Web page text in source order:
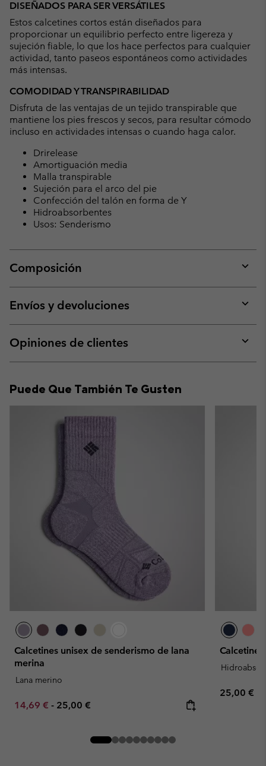
DISEÑADOS PARA SER VERSÁTILES
Estos calcetines cortos están diseñados para
proporcionar un equilibrio perfecto entre ligereza y
sujeción fiable, lo que los hace perfectos para cualquier
actividad, tanto paseos espontáneos como actividades
más intensas.
COMODIDAD Y TRANSPIRABILIDAD
Disfruta de las ventajas de un tejido transpirable que
mantiene los pies frescos y secos, para resultar cómodo
incluso en actividades intensas o cuando haga calor.
Drirelease
Amortiguación media
Malla transpirable
Sujeción para el arco del pie
Confección del talón en forma de Y
Hidroabsorbentes
Usos: Senderismo
Composición
or
Envíos y devoluciones
or
Opiniones de clientes
or
Puede Que También Te Gusten
Calcetines unisex de senderismo de lana
merina
Lana merino
Minimum sale price:
14,69 € - Maximum price:
25,00 €
Regular
25,00 €